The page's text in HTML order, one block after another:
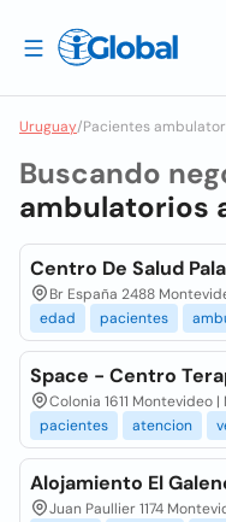
Uruguay/Pacientes
Buscando
ambulatorios
Centro De Salud
Br España 2488
edad
pacientes
Space - Centro
Colonia 1611 Montevideo
pacientes
atencion
Alojamiento El
Juan Paullier 1174